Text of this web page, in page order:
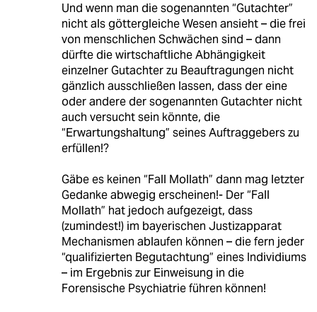
Und wenn man die sogenannten “Gutachter”
nicht als göttergleiche Wesen ansieht – die frei
von menschlichen Schwächen sind – dann
dürfte die wirtschaftliche Abhängigkeit
einzelner Gutachter zu Beauftragungen nicht
gänzlich ausschließen lassen, dass der eine
oder andere der sogenannten Gutachter nicht
auch versucht sein könnte, die
“Erwartungshaltung” seines Auftraggebers zu
erfüllen!?
Gäbe es keinen “Fall Mollath” dann mag letzter
Gedanke abwegig erscheinen!- Der “Fall
Mollath” hat jedoch aufgezeigt, dass
(zumindest!) im bayerischen Justizapparat
Mechanismen ablaufen können – die fern jeder
“qualifizierten Begutachtung” eines Individiums
– im Ergebnis zur Einweisung in die
Forensische Psychiatrie führen können!